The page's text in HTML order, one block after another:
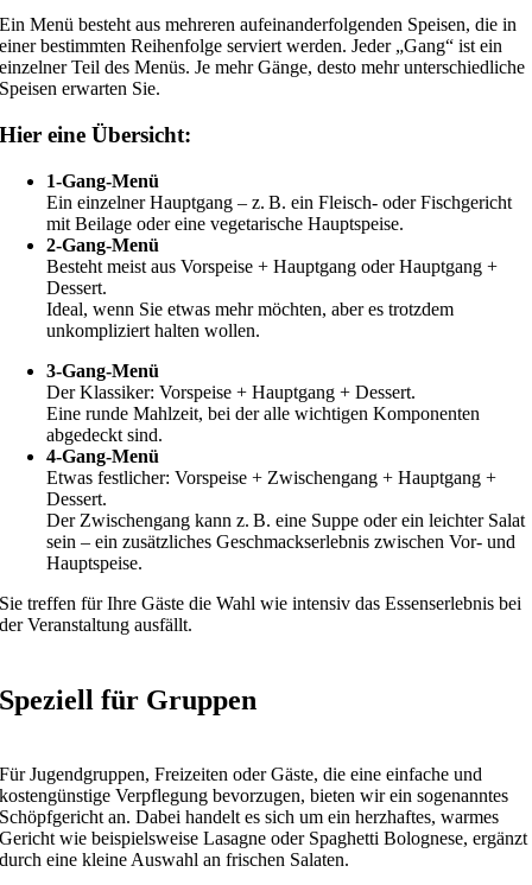
Ein Menü besteht aus mehreren aufeinanderfolgenden Speisen, die in
einer bestimmten Reihenfolge serviert werden. Jeder „Gang“ ist ein
einzelner Teil des Menüs. Je mehr Gänge, desto mehr unterschiedliche
Speisen erwarten Sie.
Hier eine Übersicht:
1-Gang-Menü
Ein einzelner Hauptgang – z. B. ein Fleisch- oder Fischgericht
mit Beilage oder eine vegetarische Hauptspeise.
2-Gang-Menü
Besteht meist aus Vorspeise + Hauptgang oder Hauptgang +
Dessert.
Ideal, wenn Sie etwas mehr möchten, aber es trotzdem
unkompliziert halten wollen.
3-Gang-Menü
Der Klassiker: Vorspeise + Hauptgang + Dessert.
Eine runde Mahlzeit, bei der alle wichtigen Komponenten
abgedeckt sind.
4-Gang-Menü
Etwas festlicher: Vorspeise + Zwischengang + Hauptgang +
Dessert.
Der Zwischengang kann z. B. eine Suppe oder ein leichter Salat
sein – ein zusätzliches Geschmackserlebnis zwischen Vor- und
Hauptspeise.
Sie treffen für Ihre Gäste die Wahl wie intensiv das Essenserlebnis bei
der Veranstaltung ausfällt.
Speziell für Gruppen
Für Jugendgruppen, Freizeiten oder Gäste, die eine einfache und
kostengünstige Verpflegung bevorzugen, bieten wir ein sogenanntes
Schöpfgericht an. Dabei handelt es sich um ein herzhaftes, warmes
Gericht wie beispielsweise Lasagne oder Spaghetti Bolognese, ergänzt
durch eine kleine Auswahl an frischen Salaten.​